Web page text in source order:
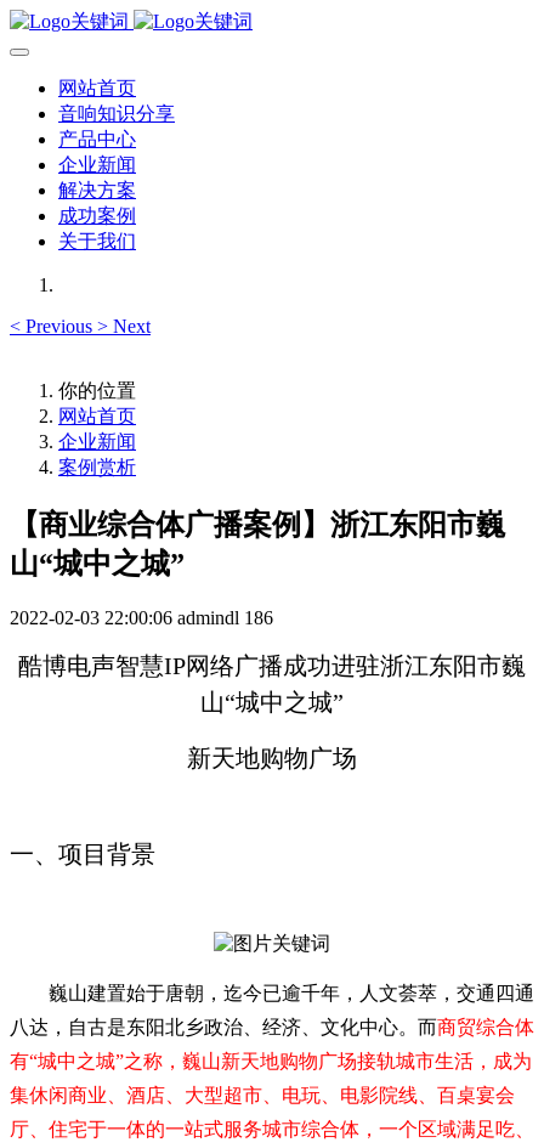
网站首页
音响知识分享
产品中心
企业新闻
解决方案
成功案例
关于我们
< Previous > Next
你的位置
网站首页
企业新闻
案例赏析
【商业综合体广播案例】浙江东阳市巍
山“城中之城”
2022-02-03 22:00:06 admindl 186
酷博电声智慧IP网络广播成功进驻浙江东阳市巍
山“城中之城”
新天地购物广场
一、项目背景
巍山建置始于唐朝，迄今已逾千年，人文荟萃，交通四通
八达，自古是东阳北乡政治、经济、文化中心。而商贸综合体
有“城中之城”之称，巍山新天地购物广场接轨城市生活，成为
集休闲商业、酒店、大型超市、电玩、电影院线、百桌宴会
厅、住宅于一体的一站式服务城市综合体，一个区域满足吃、